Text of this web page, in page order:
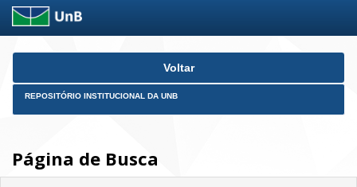
Skip
Voltar
REPOSITÓRIO INSTITUCIONAL DA UNB
Página de Busca